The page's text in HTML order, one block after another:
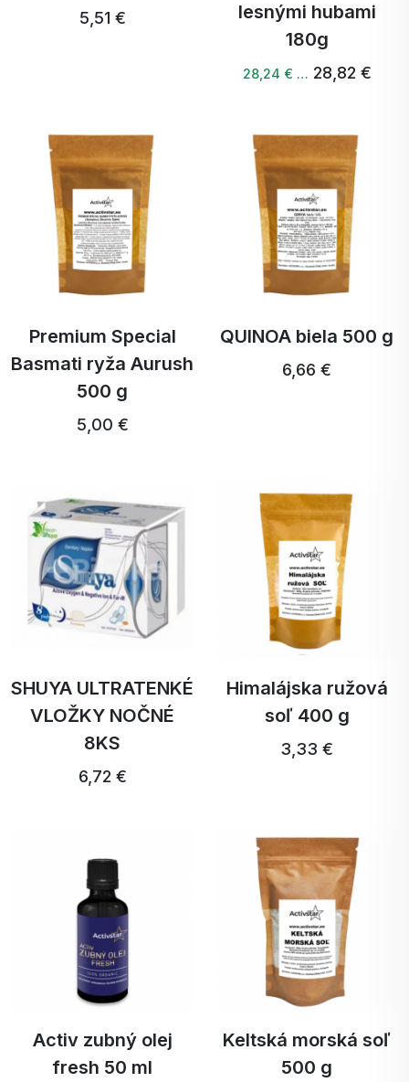
5,51 €
lesnými hubami
180g
28,24 € … 28,82 €
Premium Special
Basmati ryža Aurush
500 g
5,00 €
QUINOA biela 500 g
6,66 €
SHUYA ULTRATENKÉ
VLOŽKY NOČNÉ
8KS
6,72 €
Himalájska ružová
soľ 400 g
3,33 €
Activ zubný olej
fresh 50 ml
Keltská morská soľ
500 g